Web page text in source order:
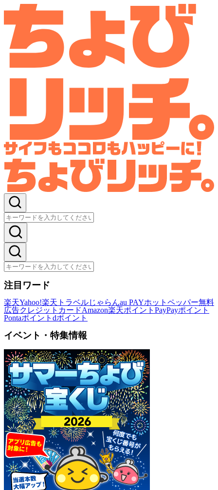
注目ワード
楽天Yahoo!楽天トラベルじゃらんau PAYホットペッパー無料
広告クレジットカードAmazon楽天ポイント PayPayポイント
Pontaポイント dポイント
イベント・特集情報